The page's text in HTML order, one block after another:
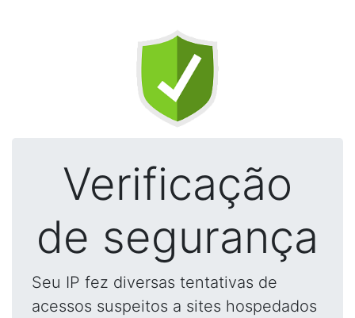
Verificação
de segurança
Seu IP fez diversas tentativas de
acessos suspeitos a sites hospedados